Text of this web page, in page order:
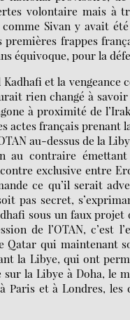
volontaire mais à
Sivan y avait
frappes
équivoque, pour la
et la vengeance
rien changé à
à proximité de
actes français prenant
au-dessus de la
au contraire
exclusive entre
ce qu’il serait
pas secret,
sous un faux projet
de l’OTAN, c’est
Qatar qui maintenant
la Libye, qui ont
la Libye à Doha, le
et à Londres, les